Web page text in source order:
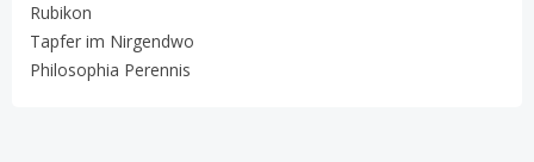
Rubikon
Tapfer im Nirgendwo
Philosophia Perennis